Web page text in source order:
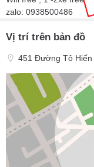
zalo: 0938500486
Vị trí trên bản đồ
451 Đường Tô Hiến